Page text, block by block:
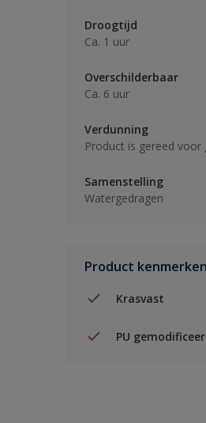
Droogtijd
Ca. 1 uur
Overschilderbaar
Ca. 6 uur
Verdunning
Product is gereed voor
Samenstelling
Watergedragen
Product kenmerken
Krasvast
PU